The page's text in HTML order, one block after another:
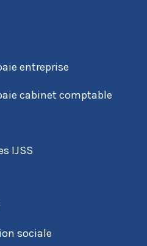
entreprise
cabinet comptable
IJSS
sociale